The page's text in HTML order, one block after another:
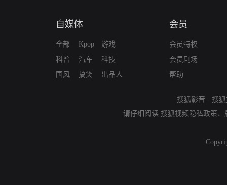
自媒体
全部
科普
国风
Kpop
汽车
搞笑
游戏
科技
出品人
会员
会员特权
会员剧场
帮助
搜狐影音 - 搜
请仔细阅读 搜狐视频隐私政策、